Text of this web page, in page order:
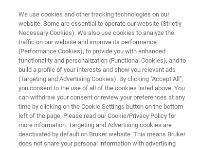
新闻 - 2022
台式FT-NMR降低了新冠病毒和新
冠肺炎后遗症临床转化研究的壁
垒
We use cookies and other tracking technologies on our
website. Some are essential to operate our website (Strictly
Necessary Cookies). We also use cookies to analyze the
traffic on our website and improve its performance
(Performance Cookies), to provide you with enhanced
functionality and personalization (Functional Cookies), and to
build a profile of your interests and show you relevant ads
(Targeting and Advertising Cookies). By clicking "Accept All",
you consent to the use of all of the cookies listed above. You
can withdraw your consent or review your preferences at any
time by clicking on the Cookie Settings button on the bottom
left of the page. Please read our Cookie/Privacy Policy for
more information. Targeting and Advertising cookies are
deactivated by default on Bruker website. This means Bruker
does not share your personal information with advertising